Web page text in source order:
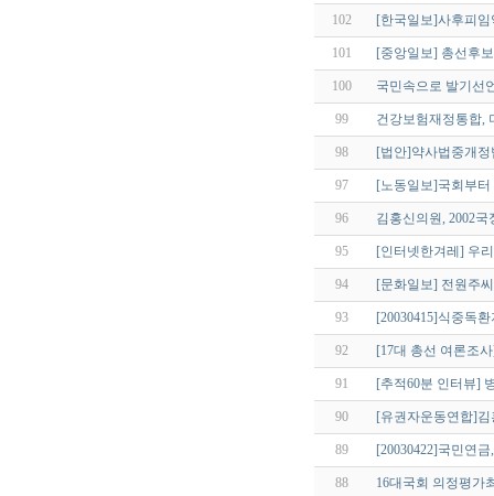
102 [한국일보]사후피임
101 [중앙일보] 총선후
100 국민속으로 발기선
99 건강보험재정통합,
98 [법안]약사법중개
97 [노동일보]국회부
96 김홍신의원, 2002
95 [인터넷한겨레] 우
94 [문화일보] 전원주
93 [20030415]식중독
92 [17대 총선 여론조
91 [추적60분 인터뷰]
90 [유권자운동연합]
89 [20030422]국민연
88 16대국회 의정평가